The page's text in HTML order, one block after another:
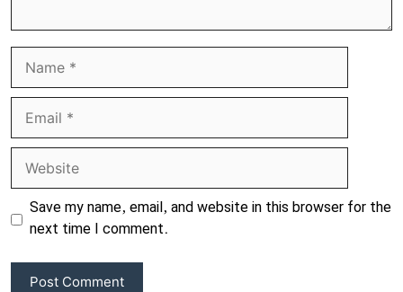
Name
Email
Website
Save my name, email, and website in this browser for the
next time I comment.